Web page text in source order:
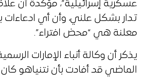
عسكرية إسرائيلية”، مؤكدة أن
تدار بشكل علني، وأن أي ادعاءات
معلنة هي “محض افتراء”.
يذكر أن وكالة أنباء الإمارات
الماضي قد أفادت بأن نتنياهو